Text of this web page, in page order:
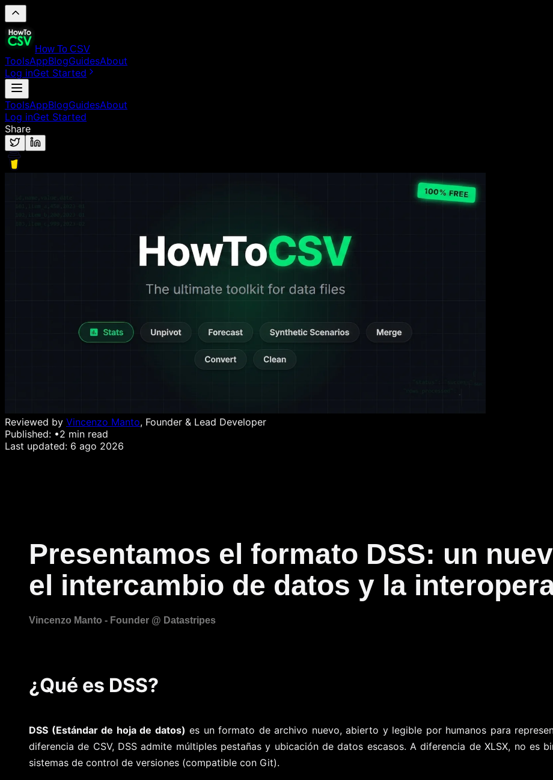
How To CSV
ToolsAppBlogGuidesAbout
Log inGet Started
ToolsAppBlogGuidesAbout
Log inGet Started
Share
Reviewed by Vincenzo Manto, Founder & Lead Developer
Published: •2 min read
Last updated: 6 ago 2026
Presentamos el formato DSS: un
el intercambio de datos y la
¿Qué es DSS?
DSS (Estándar de hoja de datos) es un formato de archivo nuevo, abierto y legible por humanos para
diferencia de CSV, DSS admite múltiples pestañas y ubicación de datos escasos. A diferencia de XLSX, no es
sistemas de control de versiones (compatible con Git).